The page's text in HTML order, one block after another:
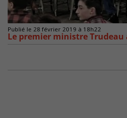
Publié le 28 février 2019 à 18h22
Le premier ministre